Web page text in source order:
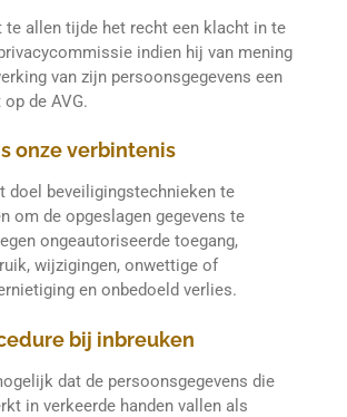
te allen tijde het recht een klacht in te
indien hij van mening
van zijn persoonsgegevens een
de AVG.
onze verbintenis
doel beveiligingstechnieken te
om de opgeslagen gegevens te
ongeautoriseerde toegang,
wijzigingen, onwettige of
en onbedoeld verlies.
bij inbreuken
dat de persoonsgegevens die
in verkeerde handen vallen als